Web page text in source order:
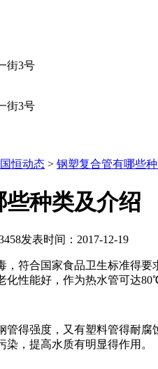
街3号
街3号
国恒动态 > 钢塑复合管有哪些
种类及介绍
发表时间：2017-12-19
，符合国家食品卫生标准得
化性能好，作为热水管可达
管得强度，又有塑料管得耐
，提高水质有明显得作用。